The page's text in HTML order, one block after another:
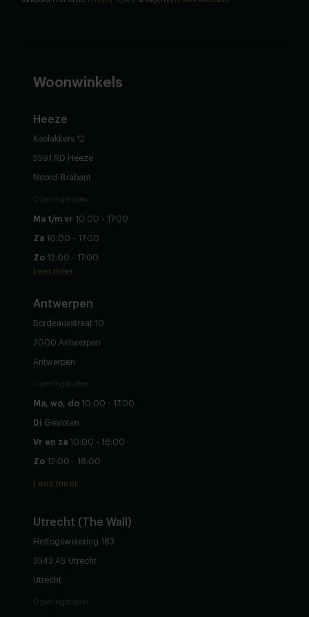
Woonwinkels
Heeze
Koolakkers 12
5591 RD Heeze
Noord-Brabant
Openingstijden
Ma t/m vr 10:00 - 17:00
Za 10:00 - 17:00
Zo 12:00 - 17:00
Lees meer
Antwerpen
Bordeauxstraat 10
2000 Antwerpen
Antwerpen
Openingstijden
Ma, wo, do 10:00 - 17:00
Di Gesloten
Vr en za 10:00 - 18:00
Zo 12:00 - 18:00
Lees meer
Utrecht (The Wall)
Hertogswetering 183
3543 AS Utrecht
Utrecht
Openingstijden